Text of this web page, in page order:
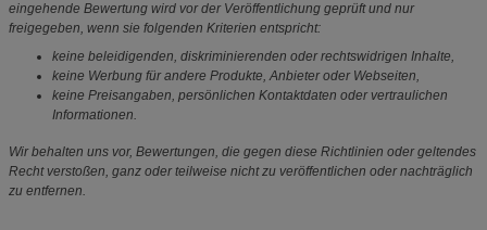
eingehende Bewertung wird vor der Veröffentlichung geprüft und nur
freigegeben, wenn sie folgenden Kriterien entspricht:
keine beleidigenden, diskriminierenden oder rechtswidrigen Inhalte,
keine Werbung für andere Produkte, Anbieter oder Webseiten,
keine Preisangaben, persönlichen Kontaktdaten oder vertraulichen
Informationen.
Wir behalten uns vor, Bewertungen, die gegen diese Richtlinien oder geltendes
Recht verstoßen, ganz oder teilweise nicht zu veröffentlichen oder nachträglich
zu entfernen.